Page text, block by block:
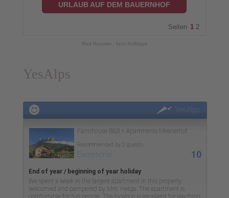
URLAUB AUF DEM BAUERNHOF
Seiten 1 2
Red Rooster - farm holidays
YesAlps
YesAlps
Farmhouse B&B + Apartments Mesnerhof
Recommended by 2 guests
Exceptional 10
End of year / beginning of year holiday
We spent a week in the largest apartment in this property,
welcomed and pampered by Mrs. Helga. The apartment is
comfortable for 5-6 people. The location is excellent for reaching